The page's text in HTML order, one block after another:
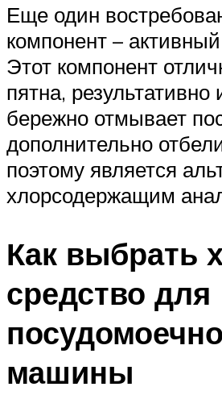
Еще один
компонент –
Этот компонент
пятна, результативно
бережно отмывает
дополнительно
поэтому является
хлорсодержащим
Как выбрать
средство для
машины